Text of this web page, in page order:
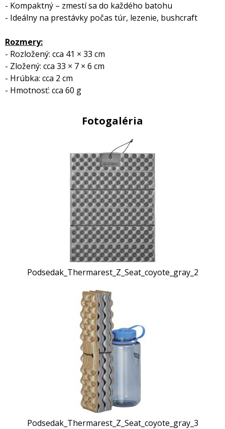
- Kompaktný – zmestí sa do každého batohu
- Ideálny na prestávky počas túr, lezenie, bushcraft
Rozmery:
- Rozložený: cca 41 × 33 cm
- Zložený: cca 33 × 7 × 6 cm
- Hrúbka: cca 2 cm
- Hmotnosť: cca 60 g
Fotogaléria
Podsedak_Thermarest_Z_Seat_coyote_gray_2
Podsedak_Thermarest_Z_Seat_coyote_gray_3